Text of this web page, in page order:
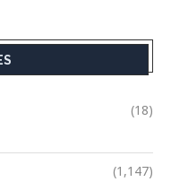
(18)
(1,147)